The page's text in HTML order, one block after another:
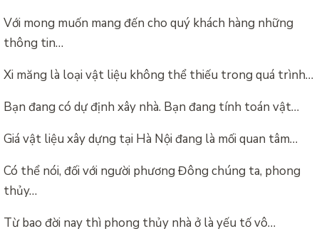
Với mong muốn mang đến cho quý khách hàng những
thông tin…
Xi măng là loại vật liệu không thể thiếu trong quá trình…
Bạn đang có dự định xây nhà. Bạn đang tính toán vật…
Giá vật liệu xây dựng tại Hà Nội đang là mối quan tâm…
Có thể nói, đối với người phương Đông chúng ta, phong
thủy…
Từ bao đời nay thì phong thủy nhà ở là yếu tố vô…